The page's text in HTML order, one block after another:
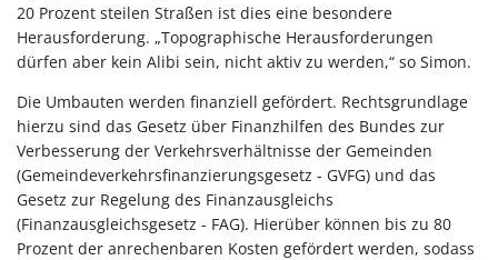
20 Prozent steilen Straßen ist dies eine besondere
Herausforderung. „Topographische Herausforderungen
dürfen aber kein Alibi sein, nicht aktiv zu werden,“ so Simon.
Die Umbauten werden finanziell gefördert. Rechtsgrundlage
hierzu sind das Gesetz über Finanzhilfen des Bundes zur
Verbesserung der Verkehrsverhältnisse der Gemeinden
(Gemeindeverkehrsfinanzierungsgesetz - GVFG) und das
Gesetz zur Regelung des Finanzausgleichs
(Finanzausgleichsgesetz - FAG). Hierüber können bis zu 80
Prozent der anrechenbaren Kosten gefördert werden, sodass